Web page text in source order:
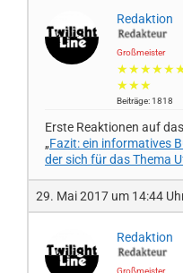
Redaktion
Großmeister
★★★
Beiträge: 1818
Erste Reaktionen auf
„Fazit: ein informatives
der sich für das Thema
29. Mai 2017 um 14:44
Redaktion